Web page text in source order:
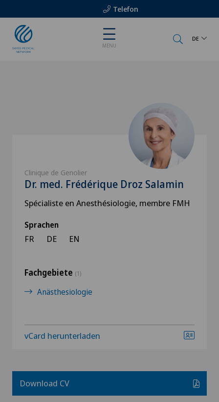
Telefon
MENU
DE
Clinique de Genolier
Dr. med. Frédérique Droz Salamin
Spécialiste en Anesthésiologie, membre FMH
Sprachen
FR DE EN
Fachgebiete (1)
Anästhesiologie
vCard herunterladen
Download CV